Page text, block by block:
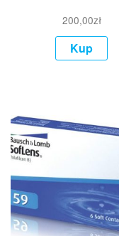
200,00zł
Kup